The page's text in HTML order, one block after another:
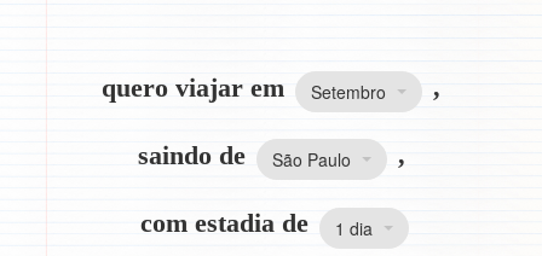
quero viajar em Setembro ,
saindo de São Paulo ,
com estadia de 1 dia